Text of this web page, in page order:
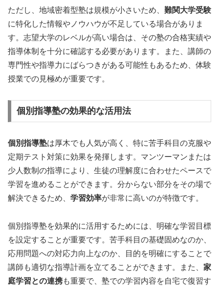
ただし、地域密着型塾は規模が小さいため、 難関大学受験
に特化した情報やノウハウが不足している場合がありま
す。志望大学のレベルが高い場合は、その塾の合格実績や
指導体制を十分に確認する必要があります。また、講師の
専門性や指導力にばらつきがある可能性もあるため、体験
授業での見極めが重要です。
個別指導塾の効果的な活用法
個別指導塾は厚木でも人気が高く、特に苦手科目の克服や
定期テスト対策に効果を発揮します。マンツーマンまたは
少人数制の指導により、生徒の理解度に合わせたペースで
学習を進めることができます。分からない部分をその場で
解決できるため、 学習効率が非常に高いのが特徴です。
個別指導塾を効果的に活用するためには、明確な学習目標
を設定することが重要です。苦手科目の基礎固めなのか、
応用問題への対応力向上なのか、目的を明確にすることで
講師も適切な指導計画を立てることができます。また、 家
庭学習との連携も重要で、塾での学習内容を自宅で復習す